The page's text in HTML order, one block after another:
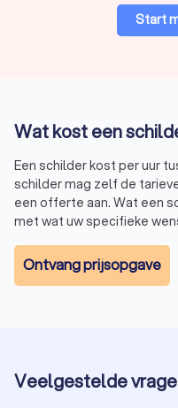
Start
Wat kost een
Een schilder kost per uur
schilder mag zelf de
een offerte aan. Wat een
met wat uw specifieke
Ontvang prijsopgave
Veelgestelde